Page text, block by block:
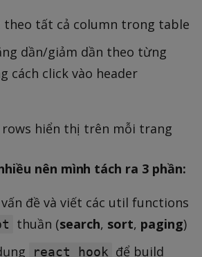
theo tất cả column trong table
dần/giảm dần theo từng
cách click vào header
rows hiển thị trên mỗi trang
nên mình tách ra 3 phần:
đề và viết các util functions
thuần (search, sort, paging)
react hook để build